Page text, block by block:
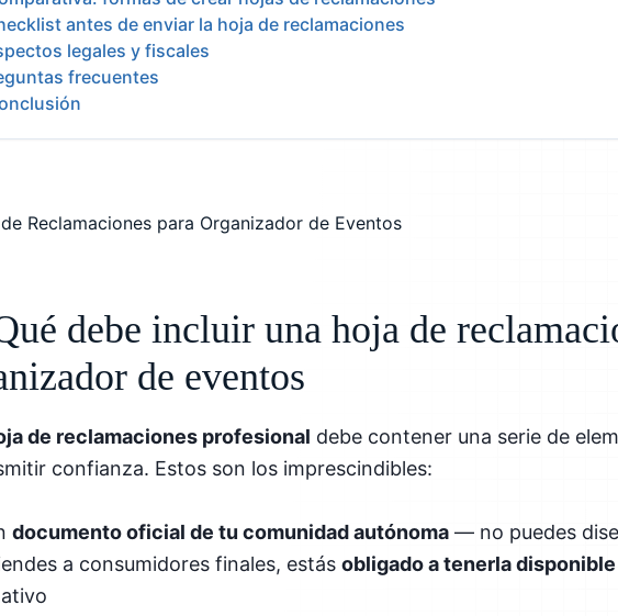
antes de enviar la hoja de reclamaciones
legales y fiscales
frecuentes
debe incluir una hoja de
de eventos
de reclamaciones profesional debe contener una serie de
confianza. Estos son los imprescindibles:
documento oficial de tu comunidad autónoma — no puedes
a consumidores finales, estás obligado a tenerla disponible